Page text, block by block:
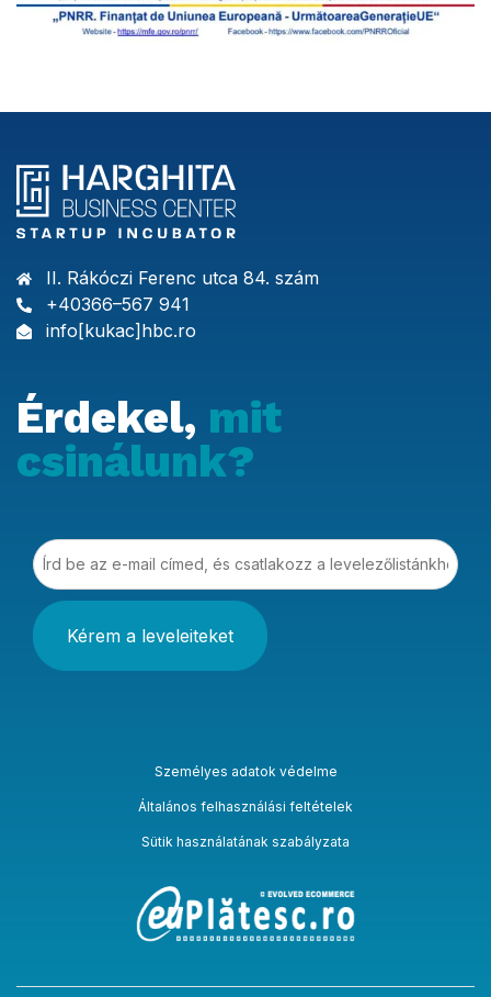
II. Rákóczi Ferenc utca 84. szám
+40366–567 941
info[kukac]hbc.ro
Érdekel, mit
csinálunk?
Írd be az e-mail címed, és csatlakozz a
Személyes adatok védelme
Általános felhasználási feltételek
Sütik használatának szabályzata